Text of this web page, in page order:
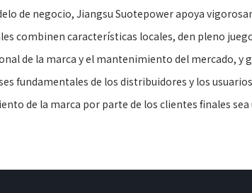
de negocio, Jiangsu Suotepower apoya
combinen características locales, den pleno
de la marca y el mantenimiento del mercado, y
fundamentales de los distribuidores y los
de la marca por parte de los clientes finales